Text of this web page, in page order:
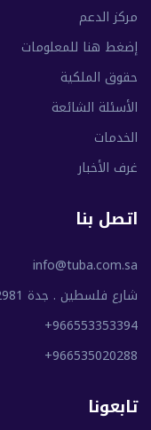
مركز الدعم
إضغط هنا للمعلومات
حقوق الملكية
الأسئلة الشائعة
الخدمات
غرف الأخبار
اتصل بنا
info@tuba.com.sa
شارع فلسطين . جدة 2981 Jed 23223 KSA
+966553353394
+966535020288
تابعونا